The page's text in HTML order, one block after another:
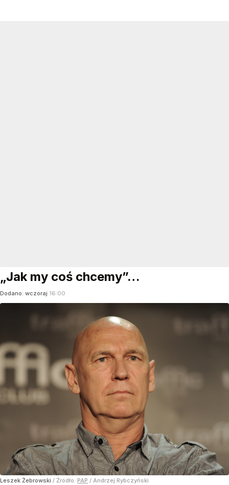
„Jak my coś chcemy”…
Dodano: wczoraj 16:00
Leszek Żebrowski / Źródło: PAP / Andrzej Rybczyński